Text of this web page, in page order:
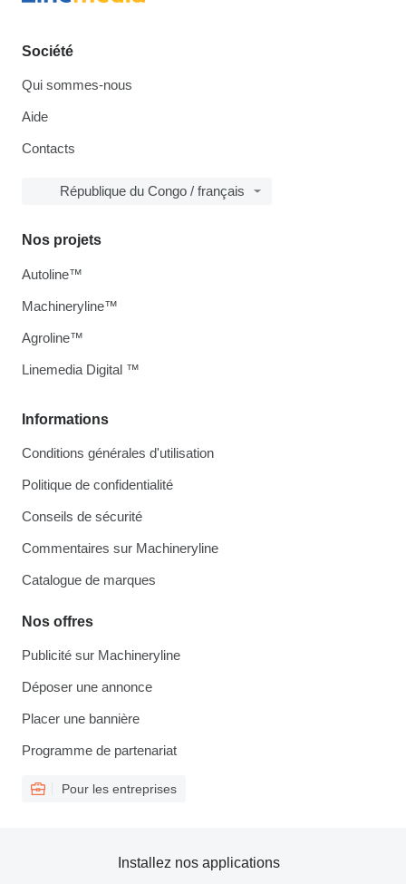
Société
Qui sommes-nous
Aide
Contacts
République du Congo / français
Informations
Conditions générales d'utilisation
Politique de confidentialité
Conseils de sécurité
Commentaires sur Machineryline
Catalogue de marques
Nos offres
Publicité sur Machineryline
Déposer une annonce
Placer une bannière
Programme de partenariat
Pour les entreprises
Nos projets
Autoline™
Machineryline™
Agroline™
Linemedia Digital ™
Installez nos applications